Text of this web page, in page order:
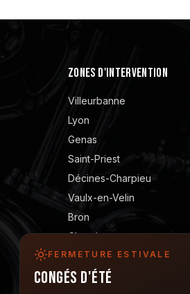
ZONES D'INTERVENTION
Villeurbanne
Lyon
Genas
Saint-Priest
Décines-Charpieu
Vaulx-en-Velin
Bron
Chassieu
Meyzieu
Vénissieux
FERMETURE ESTIVALE
Congés d'été